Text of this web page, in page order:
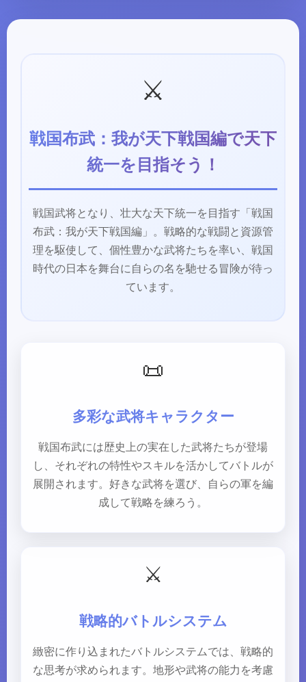
⚔️
戦国布武：我が天下戦国編で天下
統一を目指そう！
戦国武将となり、壮大な天下統一を目指す「戦国
布武：我が天下戦国編」。戦略的な戦闘と資源管
理を駆使して、個性豊かな武将たちを率い、戦国
時代の日本を舞台に自らの名を馳せる冒険が待っ
ています。
📜
多彩な武将キャラクター
戦国布武には歴史上の実在した武将たちが登場
し、それぞれの特性やスキルを活かしてバトルが
展開されます。好きな武将を選び、自らの軍を編
成して戦略を練ろう。
⚔️
戦略的バトルシステム
緻密に作り込まれたバトルシステムでは、戦略的
な思考が求められます。地形や武将の能力を考慮